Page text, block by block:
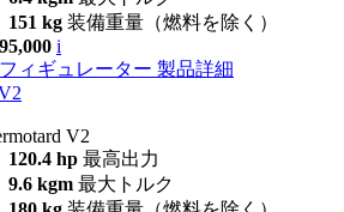
151 kg 装備重量（燃料を除く）
i
ィギュレーター 製品詳細
V2
120.4 hp 最高出力
9.6 kgm 最大トルク